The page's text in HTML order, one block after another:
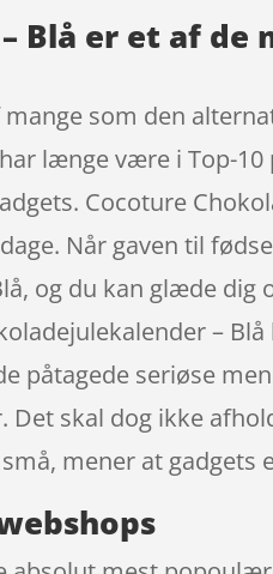
Blå er et af
som den
længe være i Top-
Cocoture
Når gaven til
og du kan glæde
–
påtagede seriøse
Det skal dog ikke
mener at gadgets